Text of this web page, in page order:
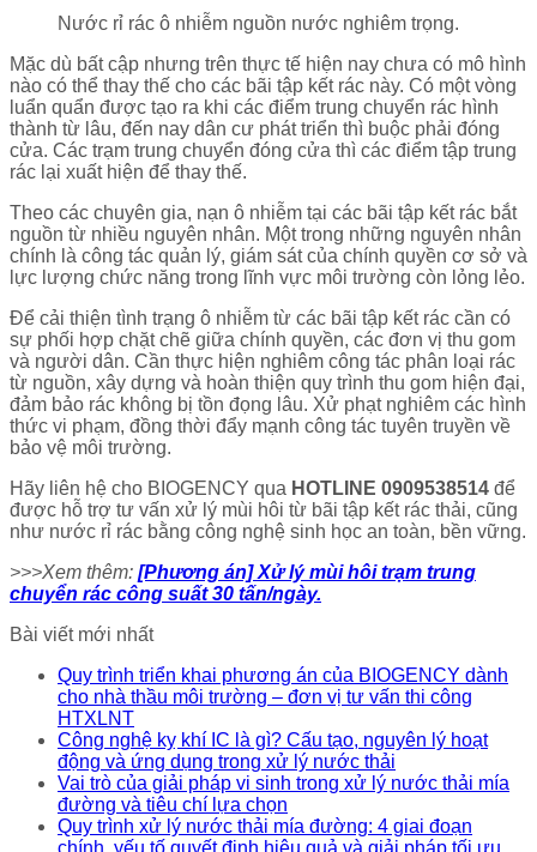
Nước rỉ rác ô nhiễm nguồn nước nghiêm trọng.
Mặc dù bất cập nhưng trên thực tế hiện nay chưa có mô hình
nào có thể thay thế cho các bãi tập kết rác này. Có một vòng
luẩn quẩn được tạo ra khi các điểm trung chuyển rác hình
thành từ lâu, đến nay dân cư phát triển thì buộc phải đóng
cửa. Các trạm trung chuyển đóng cửa thì các điểm tập trung
rác lại xuất hiện để thay thế.
Theo các chuyên gia, nạn ô nhiễm tại các bãi tập kết rác bắt
nguồn từ nhiều nguyên nhân. Một trong những nguyên nhân
chính là công tác quản lý, giám sát của chính quyền cơ sở và
lực lượng chức năng trong lĩnh vực môi trường còn lỏng lẻo.
Để cải thiện tình trạng ô nhiễm từ các bãi tập kết rác cần có
sự phối hợp chặt chẽ giữa chính quyền, các đơn vị thu gom
và người dân. Cần thực hiện nghiêm công tác phân loại rác
từ nguồn, xây dựng và hoàn thiện quy trình thu gom hiện đại,
đảm bảo rác không bị tồn đọng lâu. Xử phạt nghiêm các hình
thức vi phạm, đồng thời đẩy mạnh công tác tuyên truyền về
bảo vệ môi trường.
Hãy liên hệ cho BIOGENCY qua HOTLINE 0909538514 để
được hỗ trợ tư vấn xử lý mùi hôi từ bãi tập kết rác thải, cũng
như nước rỉ rác bằng công nghệ sinh học an toàn, bền vững.
>>>Xem thêm: [Phương án] Xử lý mùi hôi trạm trung
chuyển rác công suất 30 tấn/ngày.
Bài viết mới nhất
Quy trình triển khai phương án của BIOGENCY dành
cho nhà thầu môi trường – đơn vị tư vấn thi công
HTXLNT
Công nghệ kỵ khí IC là gì? Cấu tạo, nguyên lý hoạt
động và ứng dụng trong xử lý nước thải
Vai trò của giải pháp vi sinh trong xử lý nước thải mía
đường và tiêu chí lựa chọn
Quy trình xử lý nước thải mía đường: 4 giai đoạn